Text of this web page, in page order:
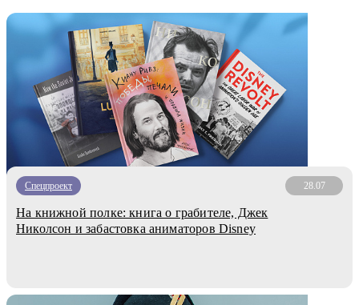
Спецпроект 28.07
На книжной полке: книга о грабителе, Джек
Николсон и забастовка аниматоров Disney